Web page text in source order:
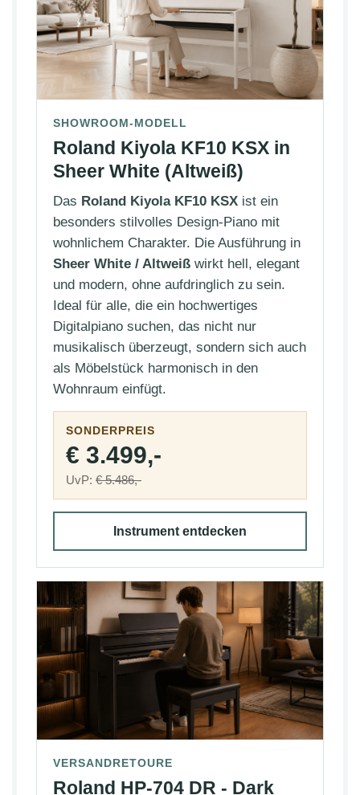
SHOWROOM-MODELL
Roland Kiyola KF10 KSX in
Sheer White (Altweiß)
Das Roland Kiyola KF10 KSX ist ein
besonders stilvolles Design-Piano mit
wohnlichem Charakter. Die Ausführung in
Sheer White / Altweiß wirkt hell, elegant
und modern, ohne aufdringlich zu sein.
Ideal für alle, die ein hochwertiges
Digitalpiano suchen, das nicht nur
musikalisch überzeugt, sondern sich auch
als Möbelstück harmonisch in den
Wohnraum einfügt.
SONDERPREIS
€ 3.499,-
UvP: € 5.486,-
Instrument entdecken
VERSANDRETOURE
Roland HP-704 DR - Dark